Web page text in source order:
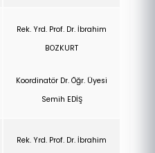
Rek. Yrd. Prof. Dr. İbrahim
BOZKURT
Koordinatör Dr. Öğr. Üyesi
Semih EDİŞ
Rek. Yrd. Prof. Dr. İbrahim